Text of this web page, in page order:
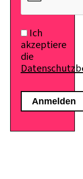
Ich
akzeptiere
die